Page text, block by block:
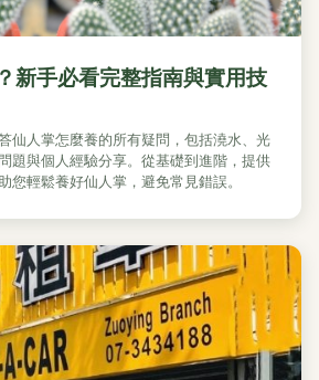
新手必看完整指南與實用技
仙人掌怎麼養的所有疑問，包括澆水、光
題與個人經驗分享。從基礎到進階，提供
您輕鬆養好仙人掌，避免常見錯誤。